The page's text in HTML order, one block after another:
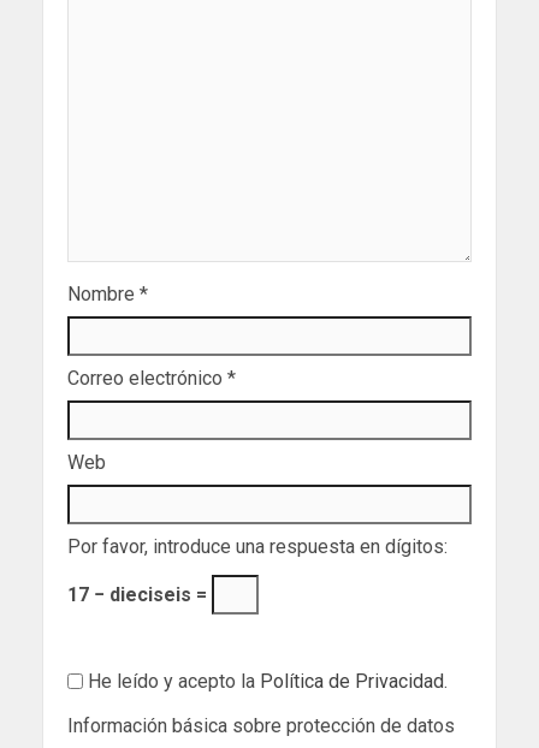
Nombre *
Correo electrónico *
Web
Por favor, introduce una respuesta en dígitos:
17 − dieciseis =
He leído y acepto la Política de Privacidad.
Información básica sobre protección de datos